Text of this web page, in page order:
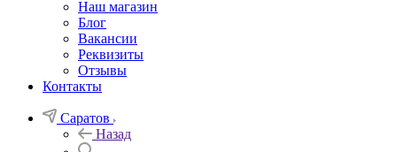
Наш магазин
Блог
Вакансии
Реквизиты
Отзывы
Контакты
Саратов
Назад